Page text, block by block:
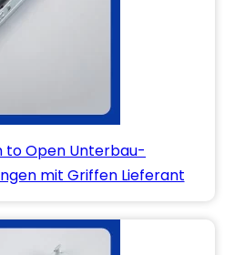
to Open Unterbau-
mit Griffen Lieferant